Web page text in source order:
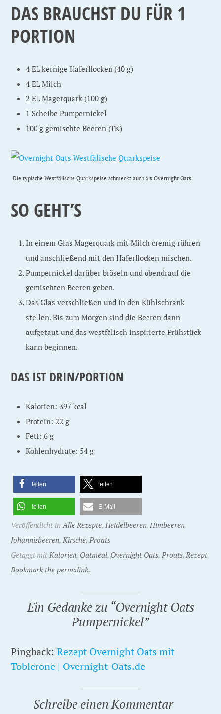
DAS BRAUCHST DU FÜR 1
PORTION
4 EL kernige Haferflocken (40 g)
4 EL Milch
2 EL Magerquark (100 g)
1 Scheibe Pumpernickel
100 g gemischte Beeren (TK)
Die typische Westfälische Quarkspeise schmeckt auch als Overnight Oats.
SO GEHT’S
In einem Glas Magerquark mit Milch cremig rühren
und anschließend mit den Haferflocken mischen.
Pumpernickel darüber bröseln und obendrauf die
gemischten Beeren geben.
Das Glas verschließen und in den Kühlschrank
stellen. Bis zum Morgen sind die Beeren dann
aufgetaut und das westfälisch inspirierte Frühstück
kann beginnen.
DAS IST DRIN/PORTION
Kalorien: 397 kcal
Protein: 22 g
Fett: 6 g
Kohlenhydrate: 54 g
teilen teilen
teilen E-Mail
Veröffentlicht inAlle Rezepte,Heidelbeeren,Himbeeren,
Johannisbeeren,Kirsche,Proats
Getaggt mitKalorien, Oatmeal, Overnight Oats,Proats,Rezept
Bookmark the permalink.
Ein Gedanke zu “Overnight Oats
Pumpernickel”
Pingback:Rezept Overnight Oats mit
Toblerone | Overnight-Oats.de
Schreibe einen Kommentar